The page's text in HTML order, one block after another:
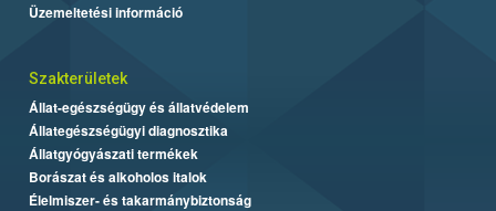
Üzemeltetési információ
Szakterületek
Állat-egészségügy és állatvédelem
Állategészségügyi diagnosztika
Állatgyógyászati termékek
Borászat és alkoholos italok
Élelmiszer- és takarmánybiztonság